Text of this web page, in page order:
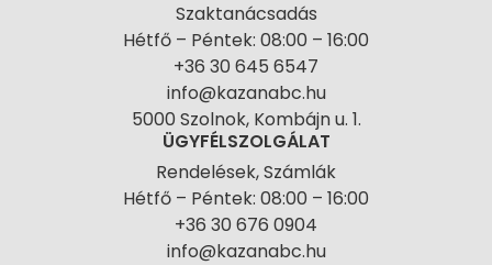
Szaktanácsadás
Hétfő – Péntek: 08:00 – 16:00
+36 30 645 6547
info@kazanabc.hu
5000 Szolnok, Kombájn u. 1.
ÜGYFÉLSZOLGÁLAT
Rendelések, Számlák
Hétfő – Péntek: 08:00 – 16:00
+36 30 676 0904
info@kazanabc.hu